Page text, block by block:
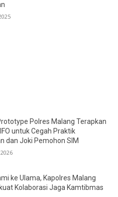
Polres Malang Terapkan
untuk Cegah Praktik
dan Joki Pemohon SIM
ke Ulama, Kapolres Malang
Kolaborasi Jaga Kamtibmas